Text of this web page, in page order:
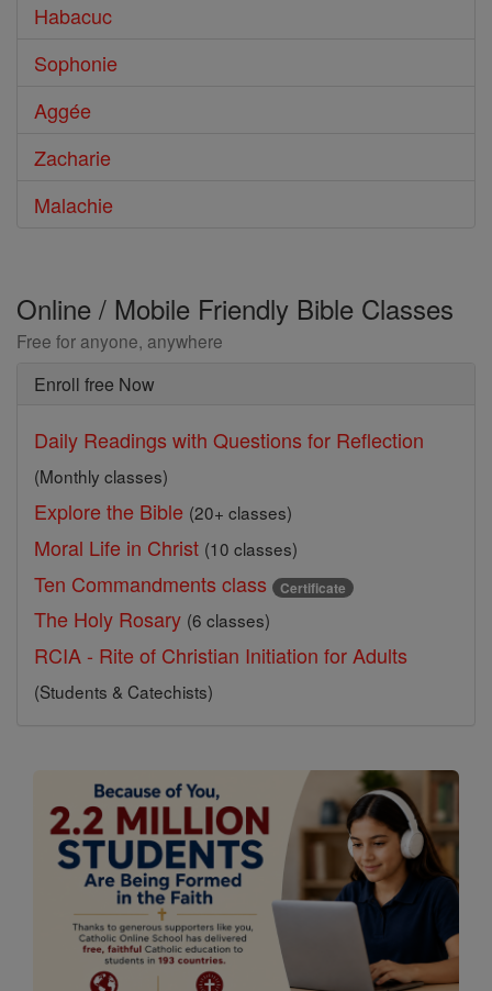
Habacuc
Sophonie
Aggée
Zacharie
Malachie
Online / Mobile Friendly Bible Classes
Free for anyone, anywhere
Enroll free Now
Daily Readings with Questions for Reflection
(Monthly classes)
Explore the Bible (20+ classes)
Moral Life in Christ (10 classes)
Ten Commandments class Certificate
The Holy Rosary (6 classes)
RCIA - Rite of Christian Initiation for Adults
(Students & Catechists)